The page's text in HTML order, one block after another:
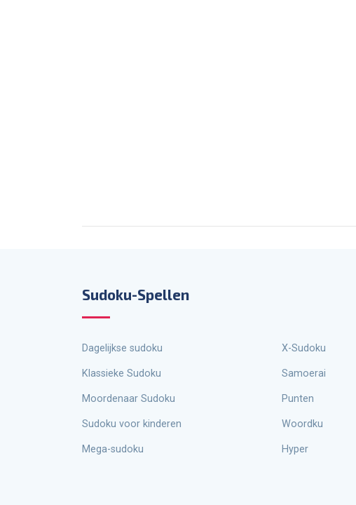
Sudoku-Spellen
Dagelijkse sudoku
Klassieke Sudoku
Moordenaar Sudoku
Sudoku voor kinderen
Mega-sudoku
X-Sudoku
Samoerai
Punten
Woordku
Hyper